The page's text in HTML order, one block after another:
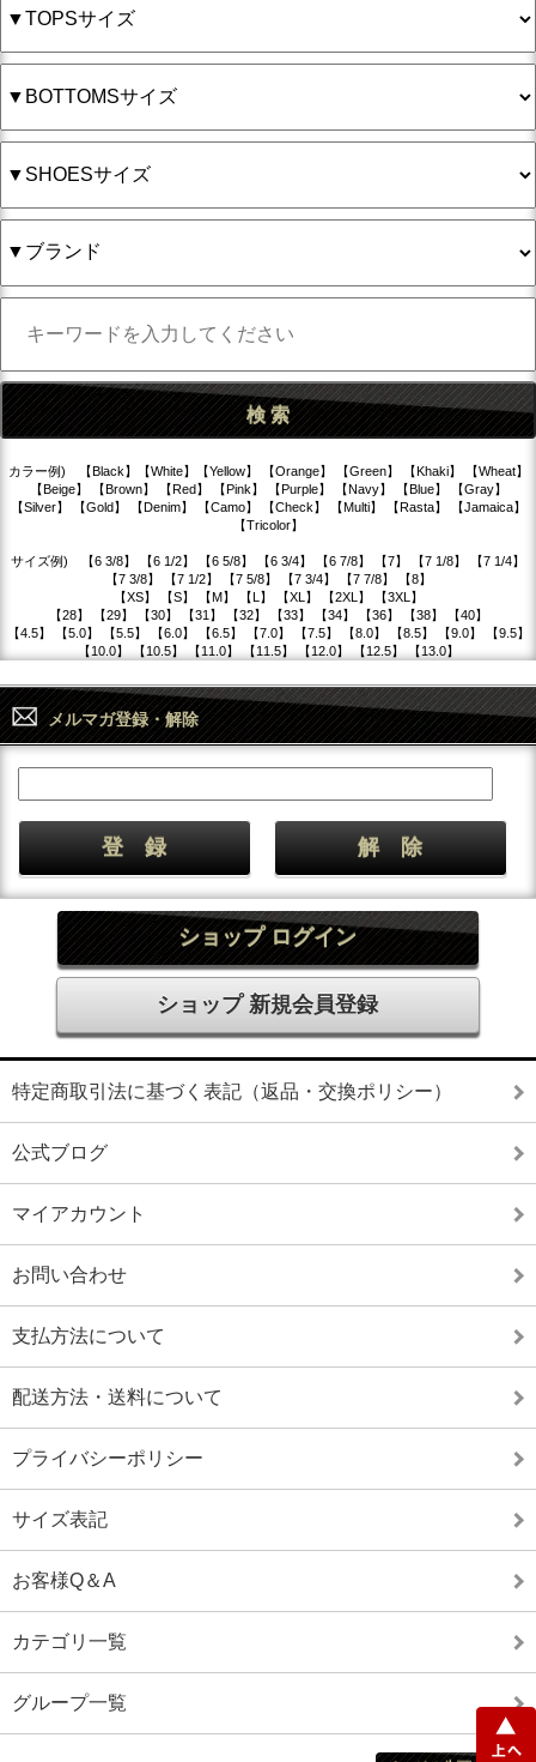
カラー例) 【Black】【White】【Yellow】 【Orange】 【Green】 【Khaki】 【Wheat】
【Beige】 【Brown】 【Red】 【Pink】 【Purple】 【Navy】 【Blue】 【Gray】
【Silver】 【Gold】 【Denim】 【Camo】 【Check】 【Multi】 【Rasta】 【Jamaica】
【Tricolor】
サイズ例) 【6 3/8】 【6 1/2】 【6 5/8】 【6 3/4】 【6 7/8】 【7】 【7 1/8】 【7 1/4】
【7 3/8】 【7 1/2】 【7 5/8】 【7 3/4】 【7 7/8】 【8】
【XS】 【S】 【M】 【L】 【XL】 【2XL】 【3XL】
【28】 【29】 【30】 【31】 【32】 【33】 【34】 【36】 【38】 【40】
【4.5】 【5.0】 【5.5】 【6.0】 【6.5】 【7.0】 【7.5】 【8.0】 【8.5】 【9.0】 【9.5】
【10.0】 【10.5】 【11.0】 【11.5】 【12.0】 【12.5】 【13.0】
メルマガ登録・解除
ショップ ログイン
ショップ 新規会員登録
特定商取引法に基づく表記（返品・交換ポリシー）
公式ブログ
マイアカウント
お問い合わせ
支払方法について
配送方法・送料について
プライバシーポリシー
サイズ表記
お客様Q＆A
カテゴリ一覧
グループ一覧